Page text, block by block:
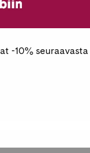
-10% seuraavasta